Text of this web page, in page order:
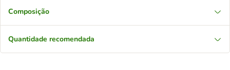
Composição
Quantidade recomendada